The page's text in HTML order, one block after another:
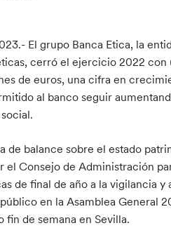
El grupo Banca Etica, la
cerró el ejercicio 2022
de euros, una cifra en
al banco seguir
de balance sobre el estado
el Consejo de Administración
de final de año a la vigilancia y
en la Asamblea General
fin de semana en Sevilla.